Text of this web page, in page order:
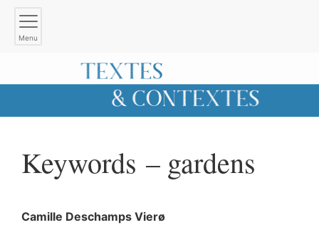
Menu
Keywords – gardens
Camille Deschamps Vierø